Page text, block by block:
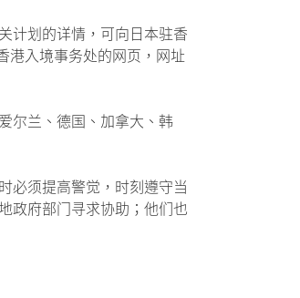
计划的详情，可向日本驻香
港入境事务处的网页，网址
尔兰、德国、加拿大、韩
必须提高警觉，时刻遵守当
政府部门寻求协助；他们也